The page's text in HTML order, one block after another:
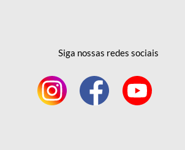
Siga nossas redes sociais